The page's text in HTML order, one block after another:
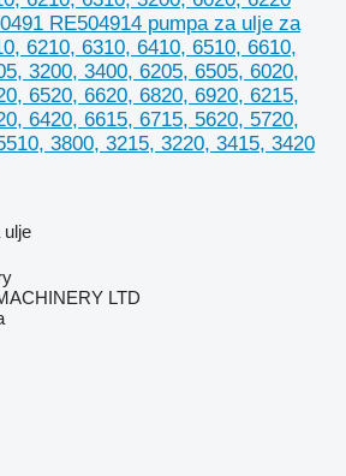
RE504914 pumpa za ulje za
6210, 6310, 6410, 6510, 6610,
3200, 3400, 6205, 6505, 6020,
6520, 6620, 6820, 6920, 6215,
6420, 6615, 6715, 5620, 5720,
3800, 3215, 3220, 3415, 3420
ulje
LTD